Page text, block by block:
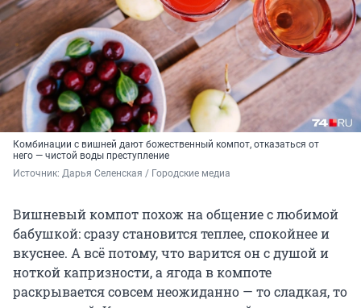
Комбинации с вишней дают божественный компот, отказаться от
него — чистой воды преступление
Источник: Дарья Селенская / Городские медиа
Вишневый компот похож на общение с любимой
бабушкой: сразу становится теплее, спокойнее и
вкуснее. А всё потому, что варится он с душой и
ноткой капризности, а ягода в компоте
раскрывается совсем неожиданно — то сладкая, то